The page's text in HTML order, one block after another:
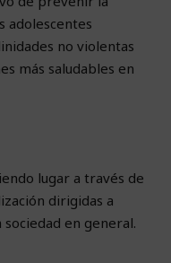
adolescentes
no violentas
más saludables en
lugar a través de
dirigidas a
en general.